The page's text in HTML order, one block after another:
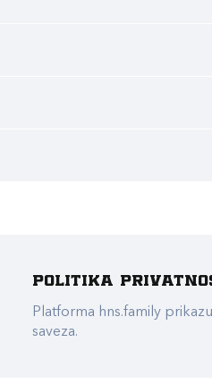
Politika
Platforma hns.family
saveza.